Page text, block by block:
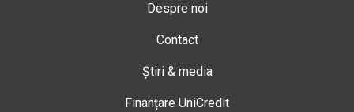
Despre noi
Contact
Știri & media
Finanțare UniCredit